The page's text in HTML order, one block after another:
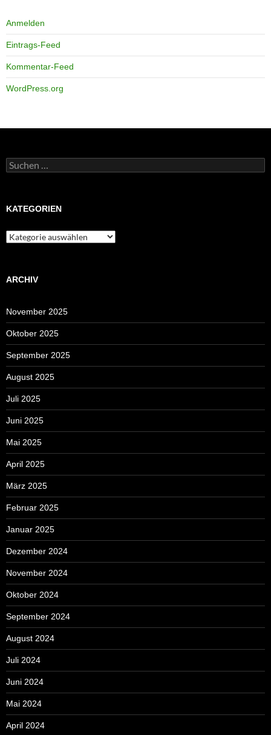
Anmelden
Eintrags-Feed
Kommentar-Feed
WordPress.org
Suchen
nach:
KATEGORIEN
Kategorien
ARCHIV
November 2025
Oktober 2025
September 2025
August 2025
Juli 2025
Juni 2025
Mai 2025
April 2025
März 2025
Februar 2025
Januar 2025
Dezember 2024
November 2024
Oktober 2024
September 2024
August 2024
Juli 2024
Juni 2024
Mai 2024
April 2024